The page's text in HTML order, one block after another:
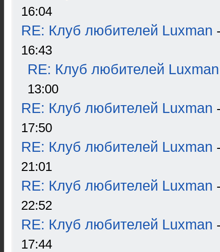
16:04
RE: Клуб любителей Luxman
16:43
RE: Клуб любителей Luxman
13:00
RE: Клуб любителей Luxman
17:50
RE: Клуб любителей Luxman
21:01
RE: Клуб любителей Luxman
22:52
RE: Клуб любителей Luxman
17:44